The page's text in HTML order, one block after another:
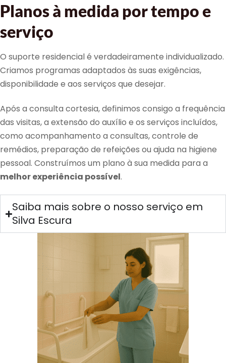
Planos à medida por tempo e
serviço
O suporte residencial é verdadeiramente individualizado.
Criamos programas adaptados às suas exigências,
disponibilidade e aos serviços que desejar.
Após a consulta cortesia, definimos consigo a frequência
das visitas, a extensão do auxílio e os serviços incluídos,
como acompanhamento a consultas, controle de
remédios, preparação de refeições ou ajuda na higiene
pessoal. Construímos um plano à sua medida para a
melhor experiência possível.
Saiba mais sobre o nosso serviço em
Silva Escura